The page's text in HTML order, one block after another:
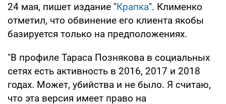
24 мая, пишет издание "Крапка". Клименко
отметил, что обвинение его клиента якобы
базируется только на предположениях.
"В профиле Тараса Познякова в социальных
сетях есть активность в 2016, 2017 и 2018
годах. Может, убийства и не было. Я считаю,
что эта версия имеет право на